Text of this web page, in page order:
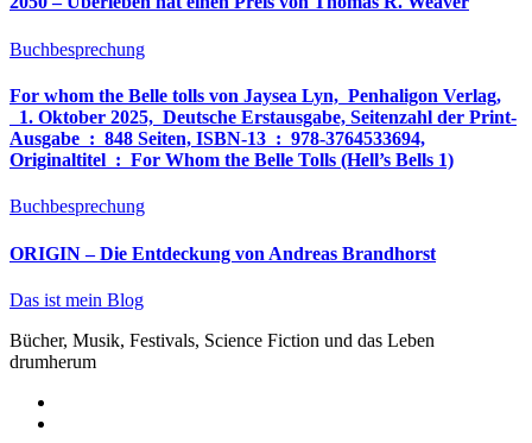
Buchbesprechung
For whom the Belle tolls von Jaysea Lyn, ‎ Penhaligon Verlag,
‎ 1. Oktober 2025, ‎ Deutsche Erstausgabe, Seitenzahl der Print-
Ausgabe ‏ : ‎ 848 Seiten, ISBN-13 ‏ : ‎ 978-3764533694,
Originaltitel ‏ : ‎ For Whom the Belle Tolls (Hell’s Bells 1)
Buchbesprechung
ORIGIN – Die Entdeckung von Andreas Brandhorst
Das ist mein Blog
Bücher, Musik, Festivals, Science Fiction und das Leben
drumherum